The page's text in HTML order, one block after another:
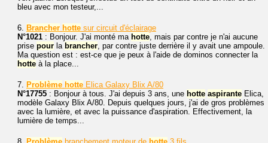
bleu avec mon testeur,...
6. Brancher hotte sur circuit d'éclairage
N°1021 : Bonjour. J'ai monté ma hotte, mais par contre je n'ai aucune
prise pour la brancher, par contre juste derrière il y avait une ampoule.
Ma question est : est-ce que je peux à l'aide de dominos connecter la
hotte à la place...
7. Problème hotte Elica Galaxy Blix A/80
N°17755 : Bonjour à tous. J'ai depuis 3 ans, une hotte aspirante Elica,
modèle Galaxy Blix A/80. Depuis quelques jours, j'ai de gros problèmes
avec la lumière, et avec la puissance d'aspiration. Effectivement, la
lumière de temps...